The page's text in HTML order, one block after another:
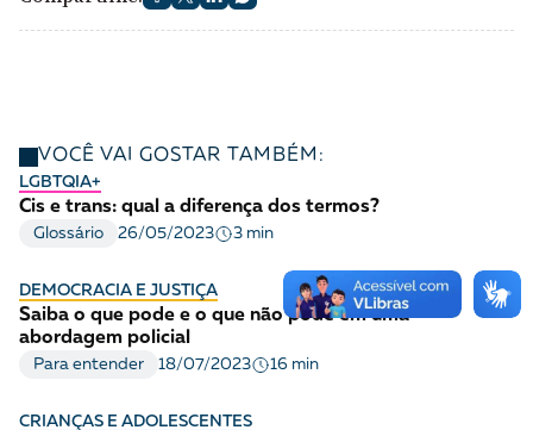
VOCÊ VAI GOSTAR TAMBÉM:
LGBTQIA+
Cis e trans: qual a diferença dos termos?
Glossário 26/05/2023 3 min
DEMOCRACIA E JUSTIÇA
Saiba o que pode e o que não pode em uma
abordagem policial
Para entender 18/07/2023 16 min
CRIANÇAS E ADOLESCENTES